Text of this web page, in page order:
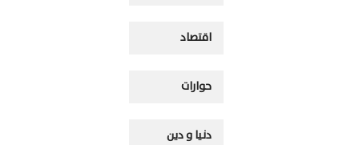
اقتصاد
حوارات
دنيا و دين